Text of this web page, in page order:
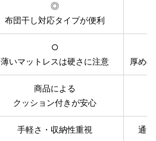
◎
布団干し対応タイプが便利
○
薄いマットレスは硬さに注意
厚め
商品による
クッション付きが安心
手軽さ・収納性重視 通